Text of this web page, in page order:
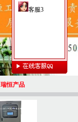
瑞恒产品